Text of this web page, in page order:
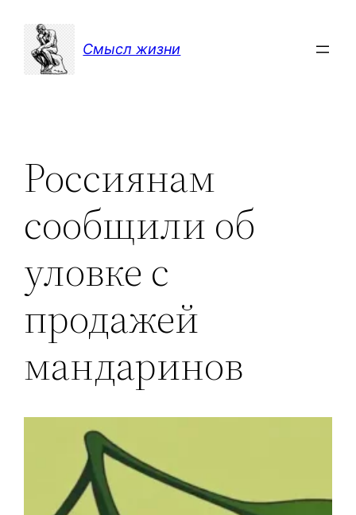
содержимому
Смысл жизни
Россиянам
сообщили об
уловке с
продажей
мандаринов